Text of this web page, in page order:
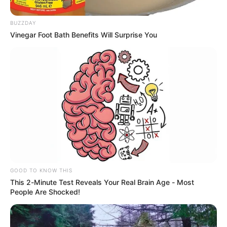
Daniel Chalela Ambrad
Mayo 30, 2024
COMPARTIR
BUZZDAY
Vinegar Foot Bath Benefits Will Surprise You
GOOD TO KNOW THIS
This 2-Minute Test Reveals Your Real Brain Age - Most
People Are Shocked!